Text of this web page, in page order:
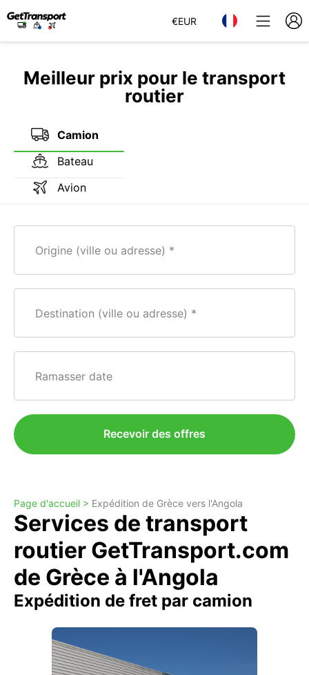
€EUR
Meilleur prix pour le transport
routier
Camion
Bateau
Avion
Origine (ville ou adresse)
Destination (ville ou adresse)
Ramasser date
Recevoir des offres
Page d'accueil > Expédition de Grèce vers l'Angola
Services de transport
routier GetTransport.com
de Grèce à l'Angola
Expédition de fret par camion